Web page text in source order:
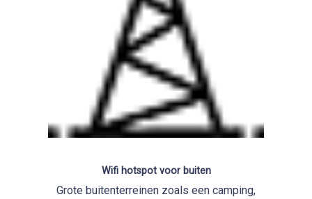
Wifi hotspot voor buiten
Grote buitenterreinen zoals een camping,